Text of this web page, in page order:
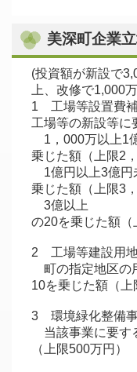
美深町企業
(投資額が新設で
上、改修で1,000
1 工場等設置費
工場等の新設等に
1，000万以上1
乗じた額（上限2
1億円以上3億
乗じた額（上限3
3億以上
の20を乗じた額
2 工場等建設用
町の指定地区の
10を乗じた額（上
3 環境緑化整備
当該事業に要す
（上限500万円）